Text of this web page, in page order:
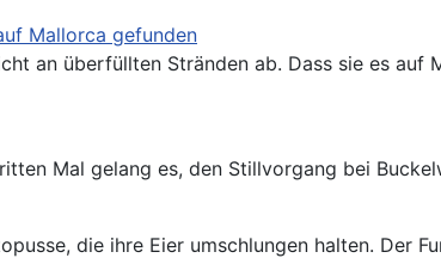
Mallorca gefunden
an überfüllten Stränden ab. Dass sie es
Mal gelang es, den Stillvorgang bei
die ihre Eier umschlungen halten. Der